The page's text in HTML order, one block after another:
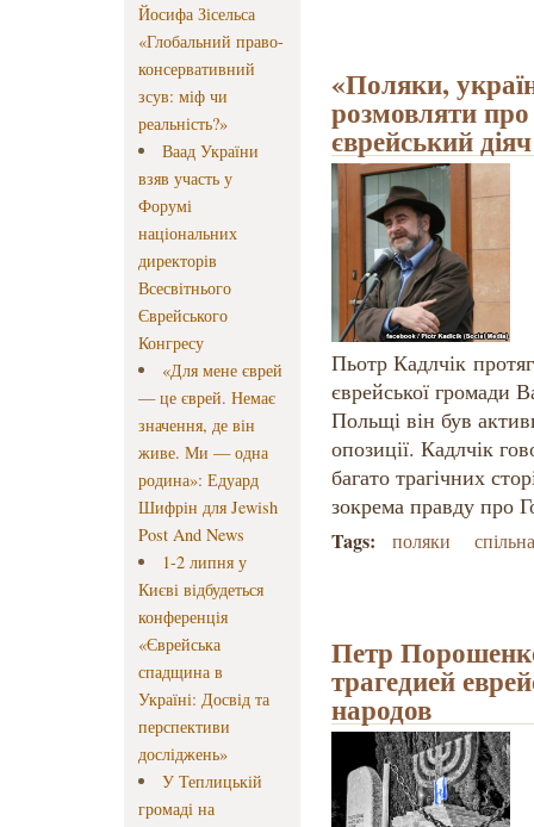
Йосифа Зісельса
«Глобальний право-
консервативний
зсув: міф чи
реальність?»
Ваад України
взяв участь у
Форумі
національних
директорів
Всесвітнього
Єврейського
Конгресу
«Для мене єврей
— це єврей. Немає
значення, де він
живе. Ми — одна
родина»: Едуард
Шифрін для Jewish
Post And News
1-2 липня у
Києві відбудеться
конференція
«Єврейська
спадщина в
Україні: Досвід та
перспективи
досліджень»
У Теплицькій
громаді на
«Поляки,
розмовляти про
єврейський
Пьотр Кадлчік
єврейської громади
Польщі він був
опозиції. Кадлчік
багато трагічних
зокрема правду про
Tags: поляки
Петр
трагедией
народов